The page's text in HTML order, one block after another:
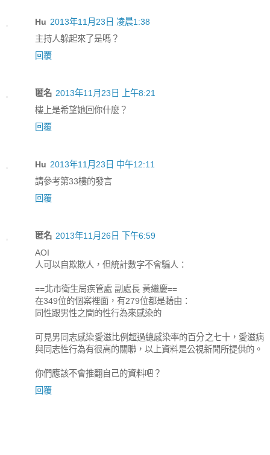
Hu 2013年11月23日 凌晨1:38
主持人躲起來了是嗎？
回覆
匿名 2013年11月23日 上午8:21
樓上是希望她回你什麼？
回覆
Hu 2013年11月23日 中午12:11
請參考第33樓的發言
回覆
匿名 2013年11月26日 下午6:59
AOI
人可以自欺欺人，但統計數字不會騙人：
==北市衛生局疾管處 副處長 黃繼慶==
在349位的個案裡面，有279位都是藉由：
同性跟男性之間的性行為來感染的
可見男同志感染愛滋比例超過總感染率的百分之七十，愛滋病
與同志性行為有很高的關聯，以上資料是公視新聞所提供的。
你們應該不會推翻自己的資料吧？
回覆